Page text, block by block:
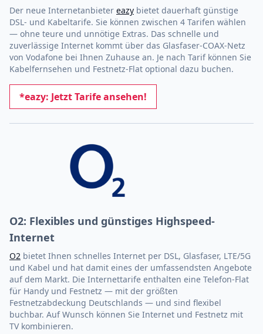
Der neue Internetanbieter eazy bietet dauerhaft günstige
DSL- und Kabeltarife. Sie können zwischen 4 Tarifen wählen
— ohne teure und unnötige Extras. Das schnelle und
zuverlässige Internet kommt über das Glasfaser-COAX-Netz
von Vodafone bei Ihnen Zuhause an. Je nach Tarif können Sie
Kabelfernsehen und Festnetz-Flat optional dazu buchen.
*eazy: Jetzt Tarife ansehen!
O2: Flexibles und günstiges Highspeed-
Internet
O2 bietet Ihnen schnelles Internet per DSL, Glasfaser, LTE/5G
und Kabel und hat damit eines der umfassendsten Angebote
auf dem Markt. Die Internettarife enthalten eine Telefon-Flat
für Handy und Festnetz — mit der größten
Festnetzabdeckung Deutschlands — und sind flexibel
buchbar. Auf Wunsch können Sie Internet und Festnetz mit
TV kombinieren.